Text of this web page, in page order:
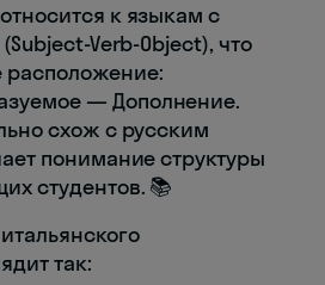
к языкам с
Verb-Object), что
расположение:
— Дополнение.
схож с русским
понимание структуры
студентов. 📚
так: